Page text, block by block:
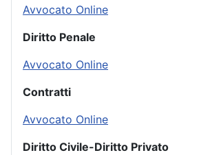
Avvocato Online
Diritto Penale
Avvocato Online
Contratti
Avvocato Online
Diritto Civile-Diritto Privato